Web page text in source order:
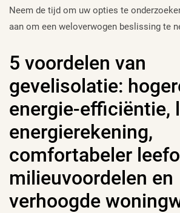
Neem de tijd om uw opties te
aan om een weloverwogen beslissing te
5 voordelen van
gevelisolatie:
energie-efficiëntie,
energierekening,
comfortabeler
milieuvoordelen en
verhoogde